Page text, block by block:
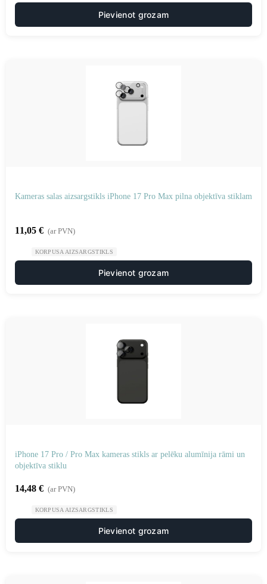
Pievienot grozam
Kameras salas aizsargstikls iPhone 17 Pro Max pilna objektīva stiklam
11,05 € (ar PVN)
KORPUSA AIZSARGSTIKLS
Pievienot grozam
iPhone 17 Pro / Pro Max kameras stikls ar pelēku alumīnija rāmi un
objektīva stiklu
14,48 € (ar PVN)
KORPUSA AIZSARGSTIKLS
Pievienot grozam